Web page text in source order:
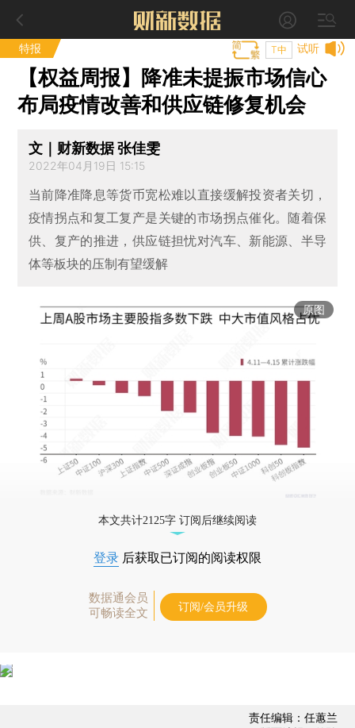
特报 试听
T中
【权益周报】降准未提振市场信心
布局疫情改善和供应链修复机会
文｜财新数据 张佳雯
2022年04月19日 15:15
当前降准降息等货币宽松难以直接缓解投资者关切，
疫情拐点和复工复产是关键的市场拐点催化。随着保
供、复产的推进，供应链担忧对汽车、新能源、半导
体等板块的压制有望缓解
原图
本文共计2125字 订阅后继续阅读
登录 后获取已订阅的阅读权限
数据通会员
可畅读全文
订阅/会员升级
责任编辑：任蕙兰